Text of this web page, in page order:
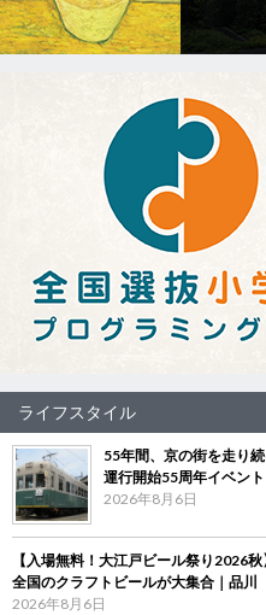
ライフスタイル
55年間、京の街を走り
運行開始55周年イベン
2026年8月6日
【入場無料！大江戸ビール祭り2026
全国のクラフトビールが大集合｜品川
2026年8月6日